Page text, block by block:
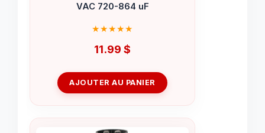
VAC 720-864 uF
11.99 $
AJOUTER AU PANIER